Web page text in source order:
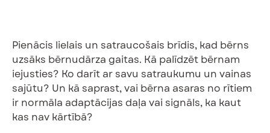
Pienācis lielais un satraucošais brīdis, kad bērns
uzsāks bērnudārza gaitas. Kā palīdzēt bērnam
iejusties? Ko darīt ar savu satraukumu un vainas
sajūtu? Un kā saprast, vai bērna asaras no rītiem
ir normāla adaptācijas daļa vai signāls, ka kaut
kas nav kārtībā?